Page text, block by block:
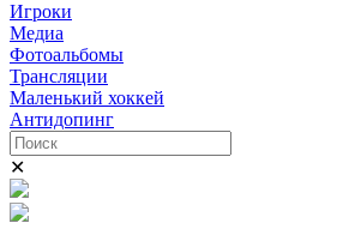
Игроки
Медиа
Фотоальбомы
Трансляции
Маленький хоккей
Антидопинг
✕